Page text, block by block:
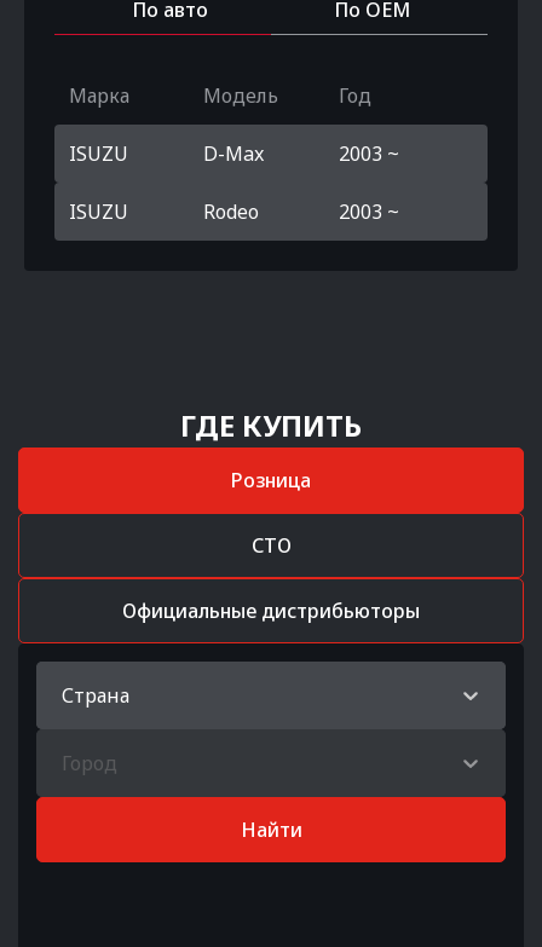
По авто По OEM
Марка Модель Год
ISUZU D-Max 2003 ~
ISUZU Rodeo 2003 ~
ГДЕ КУПИТЬ
Розница
СТО
Официальные дистрибьюторы
Страна
Город
Найти